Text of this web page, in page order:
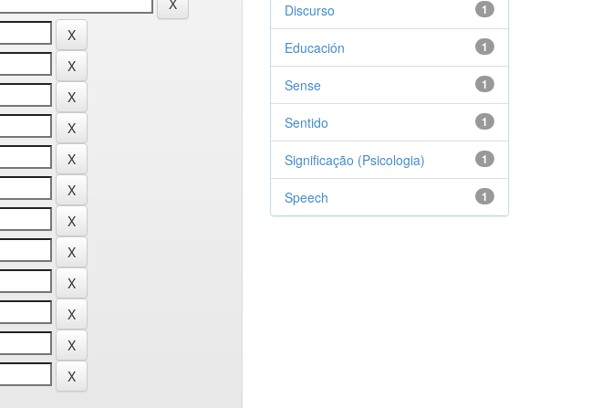
1
Discurso
1
Educación
1
Sense
1
Sentido
1
Significação (Psicologia)
1
Speech